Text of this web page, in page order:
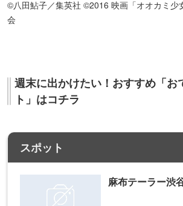
©八田鮎子／集英社 ©2016 映画「オオカミ少
会
週末に出かけたい！おすすめ「お
ト」はコチラ
スポット
麻布テーラー渋